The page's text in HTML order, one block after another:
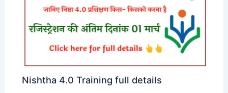
Nishtha 4.0 Training full details